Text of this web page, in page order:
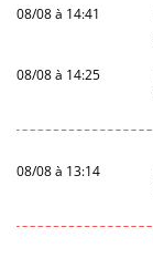
08/08 à 14:41
08/08 à 14:25
08/08 à 13:14